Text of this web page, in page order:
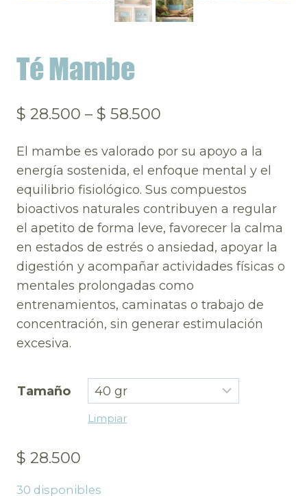
Té Mambe
$ 28.500 – $ 58.500
El mambe es valorado por su apoyo a la
energía sostenida, el enfoque mental y el
equilibrio fisiológico. Sus compuestos
bioactivos naturales contribuyen a regular
el apetito de forma leve, favorecer la calma
en estados de estrés o ansiedad, apoyar la
digestión y acompañar actividades físicas o
mentales prolongadas como
entrenamientos, caminatas o trabajo de
concentración, sin generar estimulación
excesiva.
Tamaño
Limpiar
$ 28.500
30 disponibles